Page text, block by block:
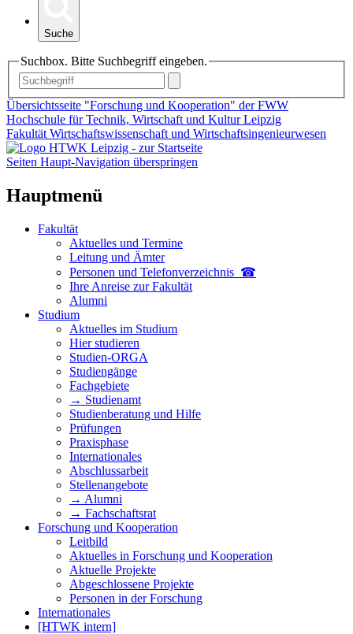
Suche
Suchbox. Bitte Suchbegriff eingeben.
Übersichtsseite "Forschung und Kooperation" der FWW
Hochschule für Technik, Wirtschaft und Kultur Leipzig
Fakultät Wirtschaftswissenschaft und Wirtschaftsingenieurwesen
Seiten Haupt-Navigation überspringen
Hauptmenü
Fakultät
Aktuelles und Termine
Leitung und Ämter
Personen und Telefon­verzeichnis ☎
Ihre Anreise zur Fakultät
Alumni
Studium
Aktuelles im Studium
Hier studieren
Studien-ORGA
Studiengänge
Fachgebiete
→ Studienamt
Studienberatung und Hilfe
Prüfungen
Praxisphase
Internationales
Abschlussarbeit
Stellenangebote
→ Alumni
→ Fachschaftsrat
Forschung und Kooperation
Leitbild
Aktuelles in Forschung und Kooperation
Aktuelle Projekte
Abgeschlossene Projekte
Personen in der Forschung
Internationales
[HTWK intern]